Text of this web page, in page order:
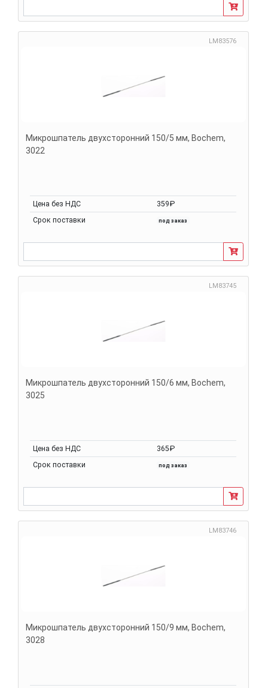
LM83576
Микрошпатель двухсторонний 150/5 мм, Bochem,
3022
Цена без НДС
359₽
Срок поставки
под заказ
LM83745
Микрошпатель двухсторонний 150/6 мм, Bochem,
3025
Цена без НДС
365₽
Срок поставки
под заказ
LM83746
Микрошпатель двухсторонний 150/9 мм, Bochem,
3028